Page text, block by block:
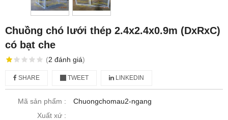
Chuồng chó lưới thép 2.4x2.4x0.9m (DxRxC)
có bạt che
(2 đánh giá)
SHARE TWEET LINKEDIN
Mã sản phẩm :
Chuongchomau2-ngang
Xuất xứ :